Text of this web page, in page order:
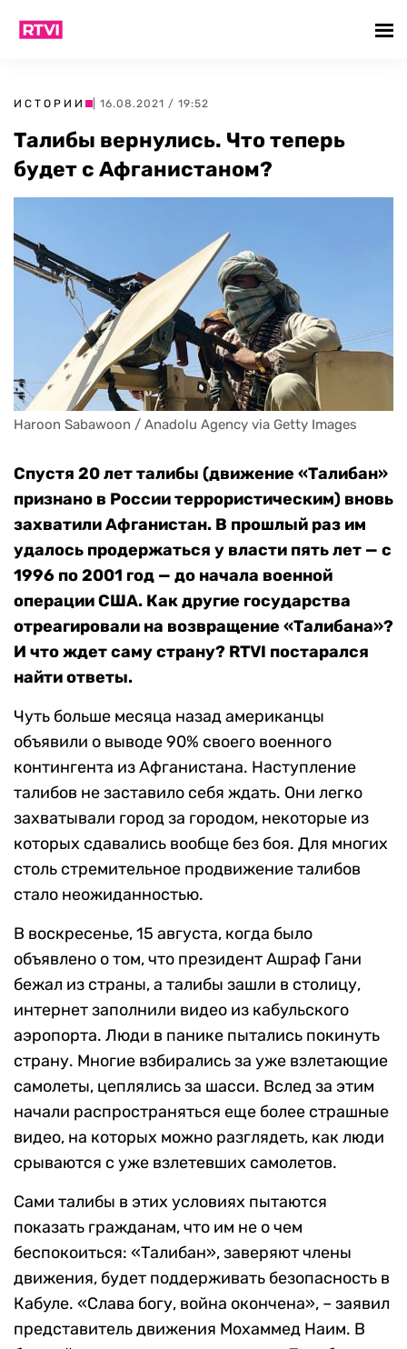
ИСТОРИИ | 16.08.2021 / 19:52
Талибы вернулись. Что теперь
будет с Афганистаном?
Haroon Sabawoon / Anadolu Agency via Getty Images
Спустя 20 лет талибы (движение «Талибан»
признано в России террористическим) вновь
захватили Афганистан. В прошлый раз им
удалось продержаться у власти пять лет — с
1996 по 2001 год — до начала военной
операции США. Как другие государства
отреагировали на возвращение «Талибана»?
И что ждет саму страну? RTVI постарался
найти ответы.
Чуть больше месяца назад американцы
объявили о выводе 90% своего военного
контингента из Афганистана. Наступление
талибов не заставило себя ждать. Они легко
захватывали город за городом, некоторые из
которых сдавались вообще без боя. Для многих
столь стремительное продвижение талибов
стало неожиданностью.
В воскресенье, 15 августа, когда было
объявлено о том, что президент Ашраф Гани
бежал из страны, а талибы зашли в столицу,
интернет заполнили видео из кабульского
аэропорта. Люди в панике пытались покинуть
страну. Многие взбирались за уже взлетающие
самолеты, цеплялись за шасси. Вслед за этим
начали распространяться еще более страшные
видео, на которых можно разглядеть, как люди
срываются с уже взлетевших самолетов.
Сами талибы в этих условиях пытаются
показать гражданам, что им не о чем
беспокоиться: «Талибан», заверяют члены
движения, будет поддерживать безопасность в
Кабуле. «Слава богу, война окончена», – заявил
представитель движения Мохаммед Наим. В